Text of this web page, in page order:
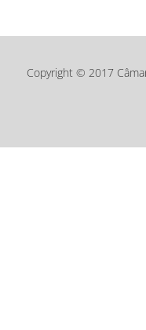
Copyright © 2017